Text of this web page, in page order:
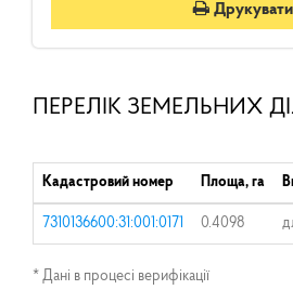
Друкувати
ПЕРЕЛІК ЗЕМЕЛЬНИХ
Кадастровий номер Площа, га
7310136600:31:001:0171 0.4098
* Дані в процесі верифікації